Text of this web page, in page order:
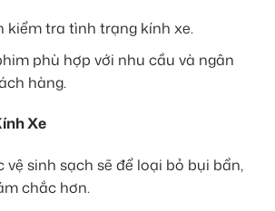
kiểm tra tình trạng kính xe.
phù hợp với nhu cầu và ngân
hàng.
Xe
vệ sinh sạch sẽ để loại bỏ bụi bẩn,
chắc hơn.